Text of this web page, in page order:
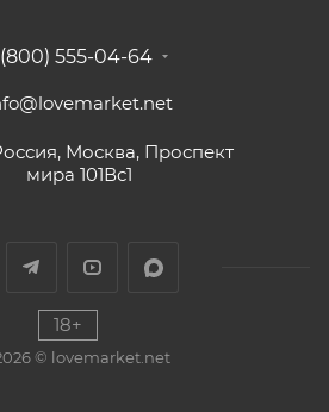
555-04-64
Москва, Проспект
мира 101Вс1
© lovemarket.net
18+